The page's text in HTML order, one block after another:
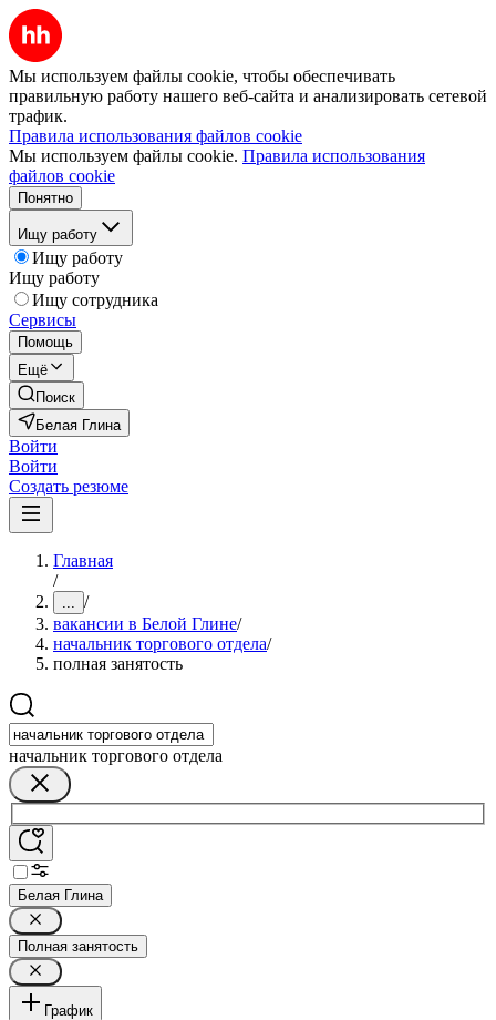
Мы используем файлы cookie, чтобы обеспечивать
правильную работу нашего веб-сайта и анализировать сетевой
трафик.
Правила использования файлов cookie
Мы используем файлы cookie. Правила использования
файлов cookie
Понятно
Ищу работу
Ищу работу
Ищу работу
Ищу сотрудника
Сервисы
Помощь
Ещё
Поиск
Белая Глина
Войти
Войти
Создать резюме
Главная
/
... /
вакансии в Белой Глине/
начальник торгового отдела/
полная занятость
начальник торгового отдела
Белая Глина
Полная занятость
График